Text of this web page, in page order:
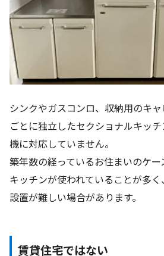
シンクやガスコンロ、収納用のキ
ごとに独立したセクショナルキッ
機に対応していません。
築年数の経っているお住まいのケ
キッチンが使われていることが多
設置が難しい場合があります。
賃貸住宅ではない